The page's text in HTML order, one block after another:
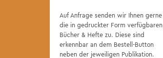
Auf Anfrage senden wir Ihnen gerne
die in gedruckter Form verfügbaren
Bücher & Hefte zu. Diese sind
erkennbar an dem Bestell-Button
neben der jeweiligen Publikation.